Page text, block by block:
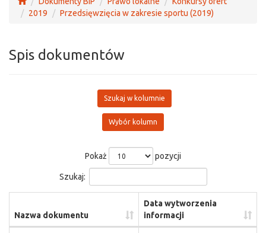
2019
Przedsięwzięcia w zakresie sportu (2019)
Spis dokumentów
Szukaj w kolumnie
Wybór kolumn
Pokaż pozycji
Szukaj:
Nazwa dokumentu
Data wytworzenia
informacji